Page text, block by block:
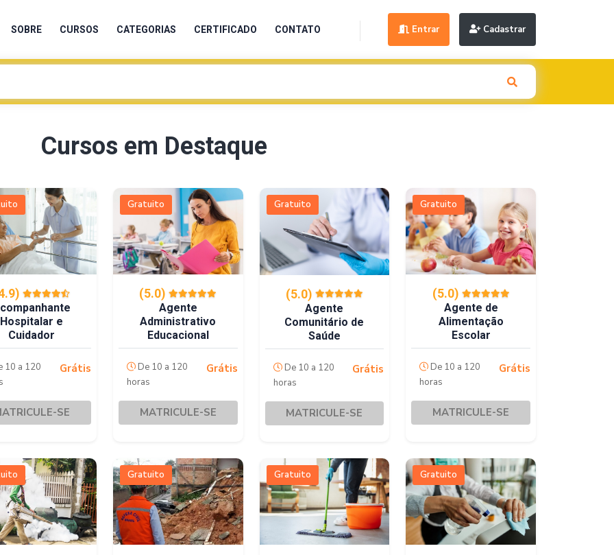
SOBRE CURSOS CATEGORIAS CERTIFICADO CONTATO Entrar Cadastrar
Cursos em Destaque
Hospitalar e
Cuidador
10 a 120
Grátis
SE
Gratuito
(5.0)
Agente
Administrativo
Educacional
De 10 a 120
horas
Grátis
MATRICULE-SE
Gratuito
(5.0)
Agente
Comunitário de
Saúde
De 10 a 120
horas
Grátis
MATRICULE-SE
Gratuito
(5.0)
Agente de
Alimentação
Escolar
De 10 a 120
horas
Grátis
MATRICULE-SE
Gratuito Gratuito Gratuito